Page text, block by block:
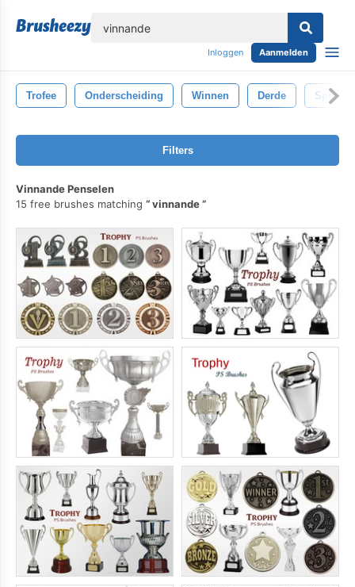
Inloggen Aanmelden
Trofee Onderscheiding Winnen Derde Sport
Filters
Vinnande Penselen
15 free brushes matching
vinnande